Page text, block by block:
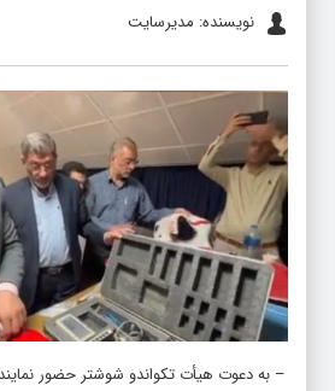
نویسنده: مدیرسایت
– به دعوت هیأت تکواندو شوشتر حضور